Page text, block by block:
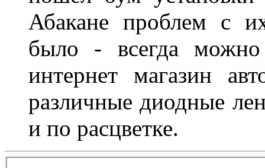
Абакане проблем с
было - всегда
интернет магазин
различные диодные
и по расцветке.